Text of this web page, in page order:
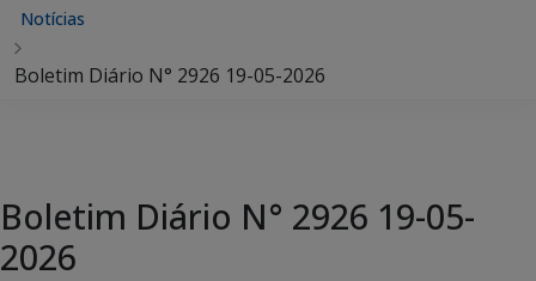
Notícias
Boletim Diário N° 2926 19-05-2026
Boletim Diário N° 2926 19-05-
2026